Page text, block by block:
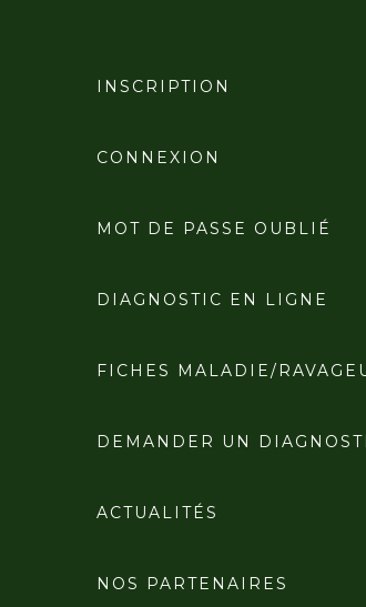
INSCRIPTION
CONNEXION
MOT DE PASSE OUBLIÉ
DIAGNOSTIC EN LIGNE
FICHES MALADIE/
DEMANDER UN
ACTUALITÉS
NOS PARTENAIRES